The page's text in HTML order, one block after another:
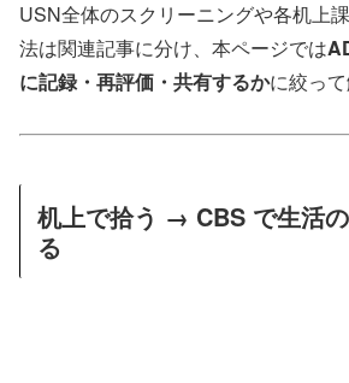
USN全体のスクリーニングや各机上
法は関連記事に分け、本ページでは
に記録・再評価・共有するかに絞って
机上で拾う → CBS で生活
る